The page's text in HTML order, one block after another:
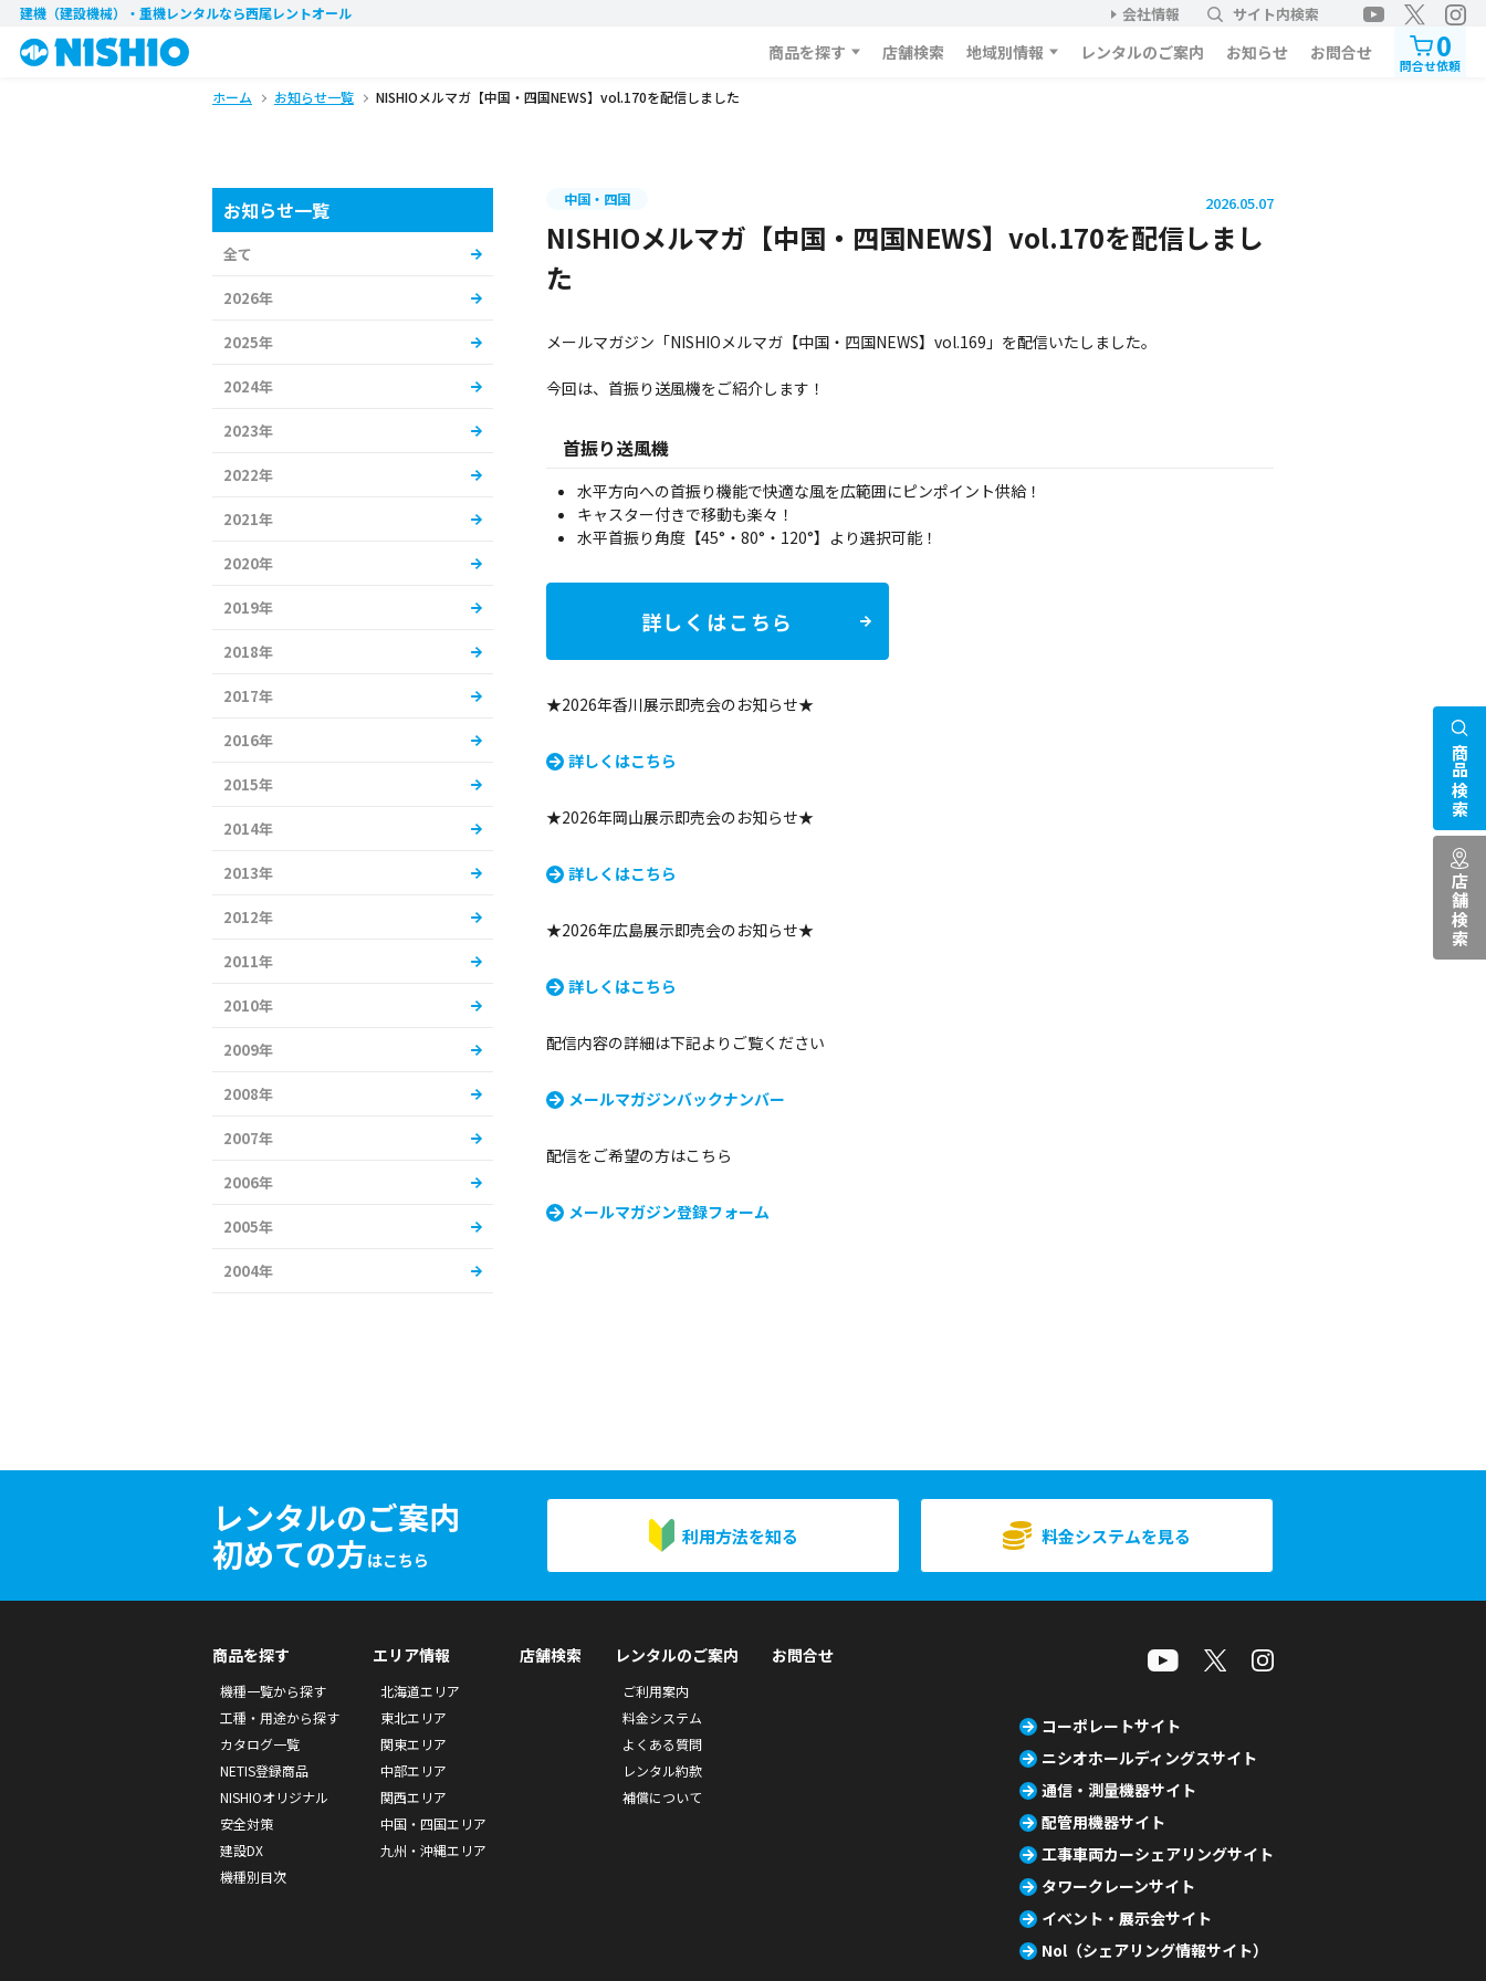
建機（建設機械）・重機レンタルなら西尾レントオール 会社情報 サイト内検索
商品を探す 店舗検索 地域別情報 レンタルのご案内 お知らせ お問合せ 0
問合せ依頼
ホーム お知らせ一覧 NISHIOメルマガ【中国・四国NEWS】vol.170を配信しました
中国・四国 2026.05.07
NISHIOメルマガ【中国・四国NEWS】vol.170を配信しまし
た
メールマガジン「NISHIOメルマガ【中国・四国NEWS】vol.169」を配信いたしました。
今回は、首振り送風機をご紹介します！
首振り送風機
水平方向への首振り機能で快適な風を広範囲にピンポイント供給！
キャスター付きで移動も楽々！
水平首振り角度【45°・80°・120°】より選択可能！
詳しくはこちら
★2026年香川展示即売会のお知らせ★
詳しくはこちら
★2026年岡山展示即売会のお知らせ★
詳しくはこちら
★2026年広島展示即売会のお知らせ★
詳しくはこちら
配信内容の詳細は下記よりご覧ください
メールマガジンバックナンバー
配信をご希望の方はこちら
メールマガジン登録フォーム
お知らせ一覧
全て
2026年
2025年
2024年
2023年
2022年
2021年
2020年
2019年
2018年
2017年
2016年
2015年
2014年
2013年
2012年
2011年
2010年
2009年
2008年
2007年
2006年
2005年
2004年
レンタルのご案内
初めての方はこちら
利用方法を知る 料金システムを見る
商品検索
店舗検索
商品を探す
機種一覧から探す
工種・用途から探す
カタログ一覧
NETIS登録商品
NISHIOオリジナル
安全対策
建設DX
機種別目次
エリア情報
北海道エリア
東北エリア
関東エリア
中部エリア
関西エリア
中国・四国エリア
九州・沖縄エリア
店舗検索 レンタルのご案内
ご利用案内
料金システム
よくある質問
レンタル約款
補償について
お問合せ
コーポレートサイト
ニシオホールディングスサイト
通信・測量機器サイト
配管用機器サイト
工事車両カーシェアリングサイト
タワークレーンサイト
イベント・展示会サイト
Nol（シェアリング情報サイト）